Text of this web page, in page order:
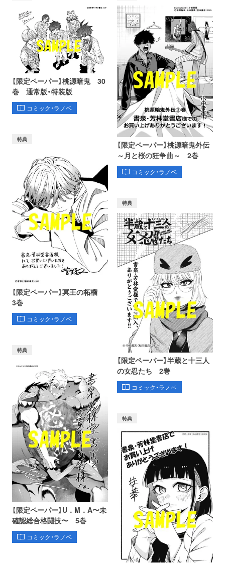
【限定ペーパー】桃源暗鬼 30
巻 通常版・特装版
コミック・ラノベ
【限定ペーパー】桃源暗鬼外伝
～月と桜の狂争曲～ 2巻
コミック・ラノベ
特典
【限定ペーパー】冥王の柘榴
3巻
コミック・ラノベ
特典
【限定ペーパー】半蔵と十三人
の女忍たち 2巻
コミック・ラノベ
特典
【限定ペーパー】U．M．A〜未
確認総合格闘技〜 5巻
コミック・ラノベ
特典